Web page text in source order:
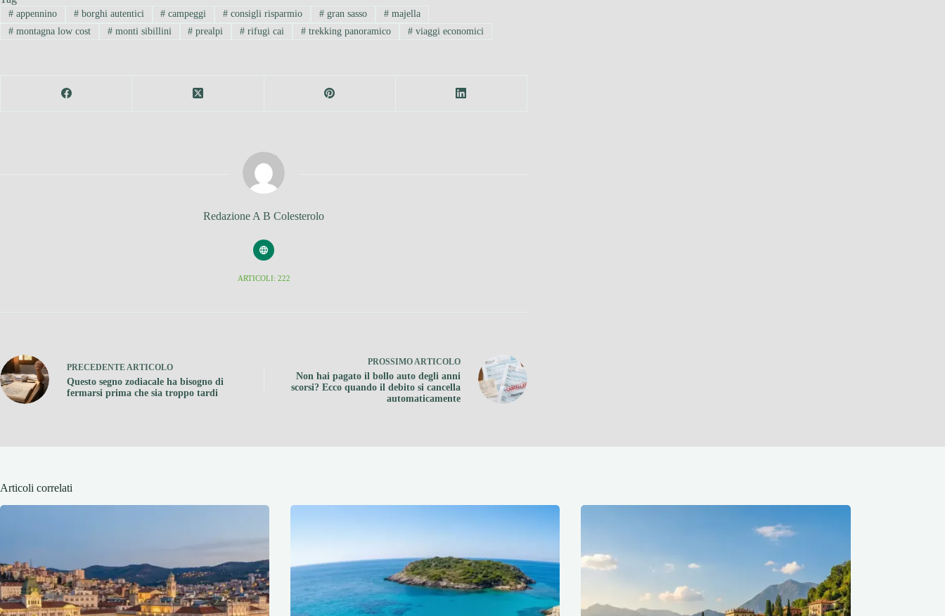
#appennino #borghi autentici # campeggi # consigli risparmio # gran sasso #majella
#montagna low cost #monti sibillini # prealpi # rifugi cai # trekking panoramico #viaggi economici
Redazione A B Colesterolo
ARTICOLI: 222
PRECEDENTEARTICOLO
Questo segno zodiacale ha bisogno di
fermarsi prima che sia troppo tardi
PROSSIMOARTICOLO
Non hai pagato il bollo auto degli anni
scorsi? Ecco quando il debito si cancella
automaticamente
Articoli correlati